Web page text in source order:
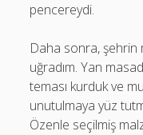
pencereydi.
Daha sonra, şehrin
uğradım. Yan
teması kurduk ve
unutulmaya yüz
Özenle seçilmiş